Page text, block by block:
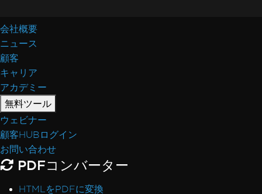
Base64ヘッダーでサイズを削減
トラブルシューティングガイド
IronPDFでのライセンスキーの適用
ピクセルパーフェクトHTMLフォーマット
会社概要
ニュース
顧客
キャリア
アカデミー
無料ツール
ウェビナー
顧客HUBログイン
お問い合わせ
PDFコンバーター
HTMLをPDFに変換